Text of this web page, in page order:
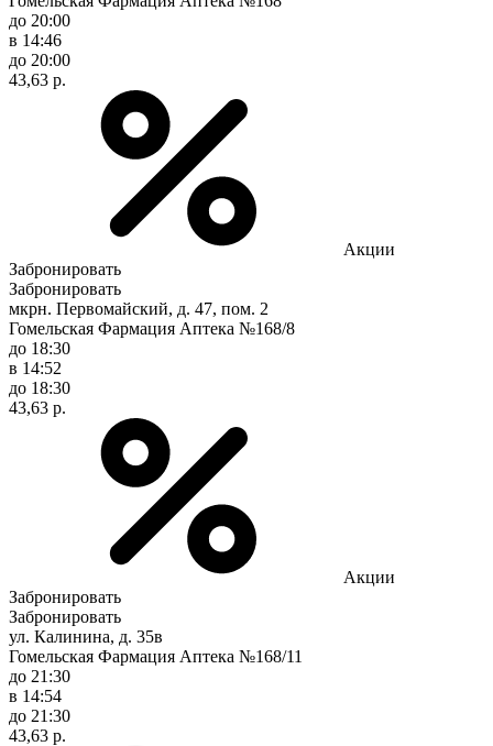
до 20:00
в 14:46
до 20:00
43,63 р.
Акции
Забронировать
Забронировать
мкрн. Первомайский, д. 47, пом. 2
Гомельская Фармация Аптека №168/8
до 18:30
в 14:52
до 18:30
43,63 р.
Акции
Забронировать
Забронировать
ул. Калинина, д. 35в
Гомельская Фармация Аптека №168/11
до 21:30
в 14:54
до 21:30
43,63 р.